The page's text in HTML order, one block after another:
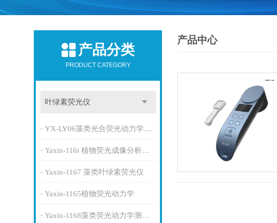
产品分类
PRODUCT CATEGORY
叶绿素荧光仪
YX-LY06藻类光合荧光动力学测量系统
Yaxin-116i 植物荧光成像分析系统
Yaxin-1167 藻类叶绿素荧光仪
Yaxin-1165植物荧光动力学
Yaxin-1168藻类荧光动力学测量系统
产品中心